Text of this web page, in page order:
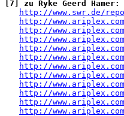
[7] zu Ryke Geerd Hamer:
http://www.swr.de/
http://www.ariplex.com/
http://www.ariplex.com/
http://www.ariplex.com/
http://www.ariplex.com/
http://www.ariplex.com/
http://www.ariplex.com/
http://www.ariplex.com/
http://www.ariplex.com/
http://www.ariplex.com/
http://www.ariplex.com/
http://www.ariplex.com/